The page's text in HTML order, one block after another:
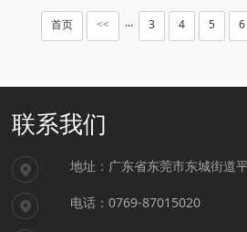
首页 << ··· 3 4 5 6
联系我们
地址：广东省东莞市东城街道
电话：0769-87015020